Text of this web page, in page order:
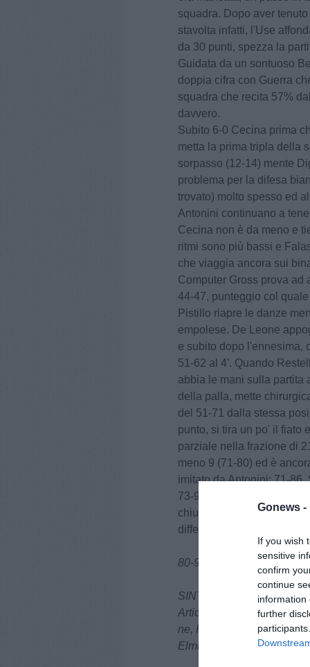
Gonews -
If you wish
sensitive
confirm
continue
information
further
squadra. Dopo aver
stavolta infatti, l'Use
da 30 punti, spezza la
Guidata da un sontuoso
doppia cifra con Guerra
squadra che recita 57%
davvero.
Subito 6-0 Cecina prima
metta la prima tripla della
sorpasso (12-14) mente
problema per la difesa
trovato) molto spesso ed
Antonini continuano a
Cecina non è da meno e
ritmi sono più bassi e
che viaggia ancora sui
Computer Gross prova ad
44-47, punteggio col
Pistillo riapre le danze
empolese. De Leone
e subito dopo l'ennesima,
51-62 al 4'. Quando
abbia le mani sulla partita
della palla, mette
del 51-71 dalla stessa
punto, si tira un po' il fiato
parziale nella frazione di
meno 9 (71-80) ed è
imitato da Antonini: 71-
73-90, la gara di fatto si
chiudendo sull'80-96, un
differenza canestri.
80-96
SINTECNICA CECINA
Artioli 3, Milojevic 26,
ne, Pistillo 11, Czoska 1,
Elmi)